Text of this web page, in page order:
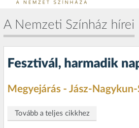
A Nemzeti Színház hírei
Fesztivál, harmadik
Megyejárás - Jász-
Tovább a teljes cikkhez